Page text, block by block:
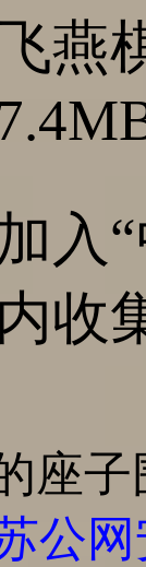
燕
入
内收
座子
公网